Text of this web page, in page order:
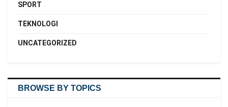
SPORT
TEKNOLOGI
UNCATEGORIZED
BROWSE BY TOPICS